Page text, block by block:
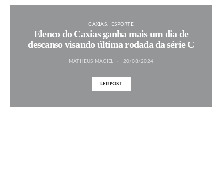
CAXIAS ESPORTE
Elenco do Caxias ganha mais um dia de
descanso visando última rodada da série C
MATHEUS MACIEL 20/08/2024
LER POST